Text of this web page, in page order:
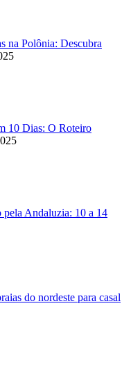
na Polônia: Descubra
10 Dias: O Roteiro
Andaluzia: 10 a 14
do nordeste para casal